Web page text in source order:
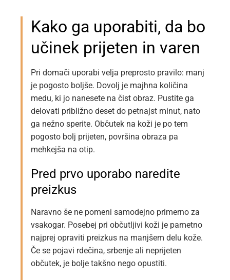
Kako ga uporabiti, da bo
učinek prijeten in varen
Pri domači uporabi velja preprosto pravilo: manj
je pogosto boljše. Dovolj je majhna količina
medu, ki jo nanesete na čist obraz. Pustite ga
delovati približno deset do petnajst minut, nato
ga nežno sperite. Občutek na koži je po tem
pogosto bolj prijeten, površina obraza pa
mehkejša na otip.
Pred prvo uporabo naredite
preizkus
Naravno še ne pomeni samodejno primerno za
vsakogar. Posebej pri občutljivi koži je pametno
najprej opraviti preizkus na manjšem delu kože.
Če se pojavi rdečina, srbenje ali neprijeten
občutek, je bolje takšno nego opustiti.